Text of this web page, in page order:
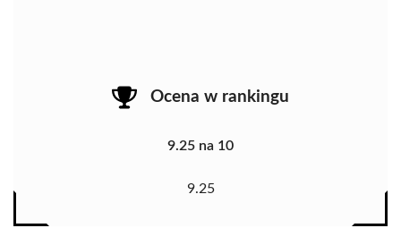
Ocena w rankingu
9.25 na 10
9.25